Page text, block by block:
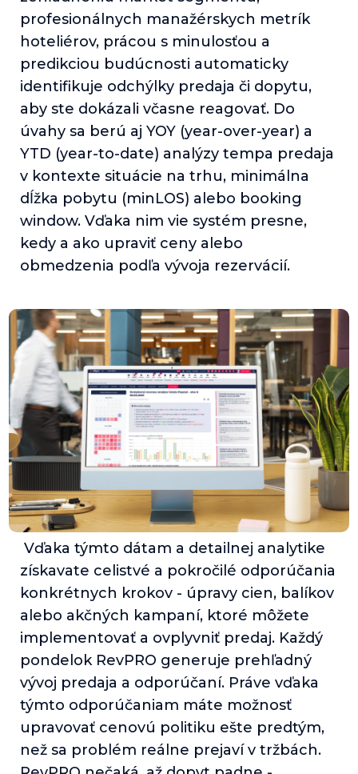
profesionálnych manažérskych metrík
hoteliérov, prácou s minulosťou a
predikciou budúcnosti automaticky
identifikuje odchýlky predaja či dopytu,
aby ste dokázali včasne reagovať. Do
úvahy sa berú aj YOY (year-over-year) a
YTD (year-to-date) analýzy tempa predaja
v kontexte situácie na trhu, minimálna
dĺžka pobytu (minLOS) alebo booking
window. Vďaka nim vie systém presne,
kedy a ako upraviť ceny alebo
obmedzenia podľa vývoja rezervácií.
Vďaka týmto dátam a detailnej analytike
získavate celistvé a pokročilé odporúčania
konkrétnych krokov - úpravy cien, balíkov
alebo akčných kampaní, ktoré môžete
implementovať a ovplyvniť predaj. Každý
pondelok RevPRO generuje prehľadný
vývoj predaja a odporúčaní. Práve vďaka
týmto odporúčaniam máte možnosť
upravovať cenovú politiku ešte predtým,
než sa problém reálne prejaví v tržbách.